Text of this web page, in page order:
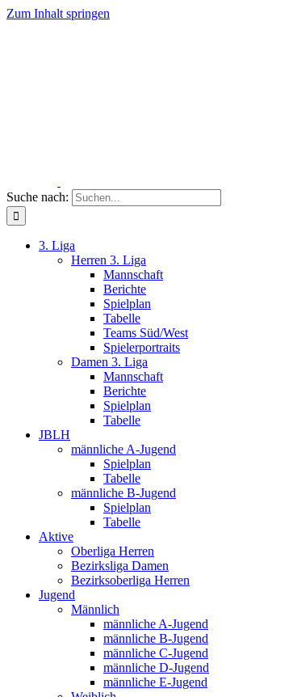
Zum Inhalt springen
Suche nach:
3. Liga
Herren 3. Liga
Mannschaft
Berichte
Spielplan
Tabelle
Teams Süd/West
Spielerportraits
Damen 3. Liga
Mannschaft
Berichte
Spielplan
Tabelle
JBLH
männliche A-Jugend
Spielplan
Tabelle
männliche B-Jugend
Spielplan
Tabelle
Aktive
Oberliga Herren
Bezirksliga Damen
Bezirksoberliga Herren
Jugend
Männlich
männliche A-Jugend
männliche B-Jugend
männliche C-Jugend
männliche D-Jugend
männliche E-Jugend